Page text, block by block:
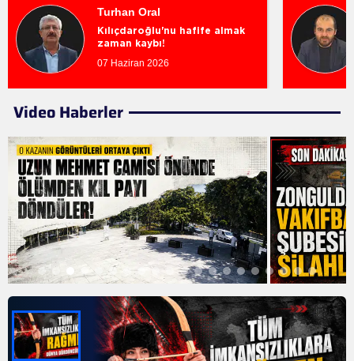
Turhan Oral
07 Haziran 2026
Kılıçdaroğlu'nu hafife almak
zaman kaybı!
Video Haberler